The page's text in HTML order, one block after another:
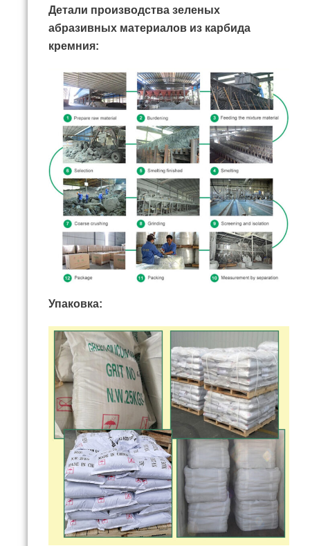
Детали производства зеленых
абразивных материалов из карбида
кремния:
Упаковка: